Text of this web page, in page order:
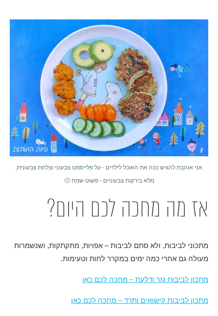
אני אוהבת להגיש ככה את האוכל לילדים - על פלייסמט צבעוני וצלחת צבעונית,
מלא בירקות צבעוניים - פשוט שמח 🙂
אז מה מחכה לכם היום?
מתכוני לביבות, ולא סתם לביבות – אפויות, מתקתקות, ושנשמרות
מעולה גם אחרי כמה ימים במקרר לחות וטעימות.
מתכון לביבות גזר ודלעת – מחכה לכם כאן
מתכון לביבות קישואים ותרד – מחכה לכם כאן